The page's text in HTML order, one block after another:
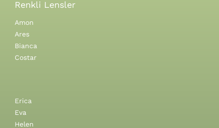
Renkli Lensler
Amon
Ares
Bianca
Costar
Erica
Eva
Helen